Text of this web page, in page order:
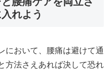
れよう
において、腰痛は避けて通
方法さえあれば決して恐れ